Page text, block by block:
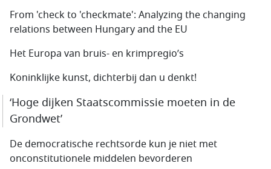
From 'check to 'checkmate': Analyzing the changing
relations between Hungary and the EU
Het Europa van bruis- en krimpregio’s
Koninklijke kunst, dichterbij dan u denkt!
‘Hoge dijken Staatscommissie moeten in de
Grondwet’
De democratische rechtsorde kun je niet met
onconstitutionele middelen bevorderen